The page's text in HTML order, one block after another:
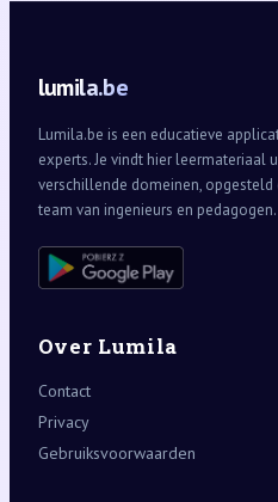
lumila.be
Lumila.be is een educatieve
experts. Je vindt hier leermateriaal
verschillende domeinen, opgesteld
team van ingenieurs en pedagogen.
Over Lumila
Contact
Privacy
Gebruiksvoorwaarden